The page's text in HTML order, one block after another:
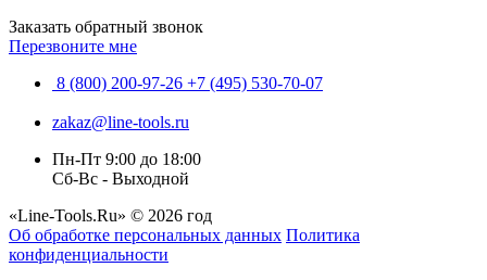
Заказать обратный звонок
Перезвоните мне
8 (800) 200-97-26 +7 (495) 530-70-07
zakaz@line-tools.ru
Пн-Пт 9:00 до 18:00
Сб-Вс - Выходной
«Line-Tools.Ru» © 2026 год
Об обработке персональных данных Политика
конфиденциальности